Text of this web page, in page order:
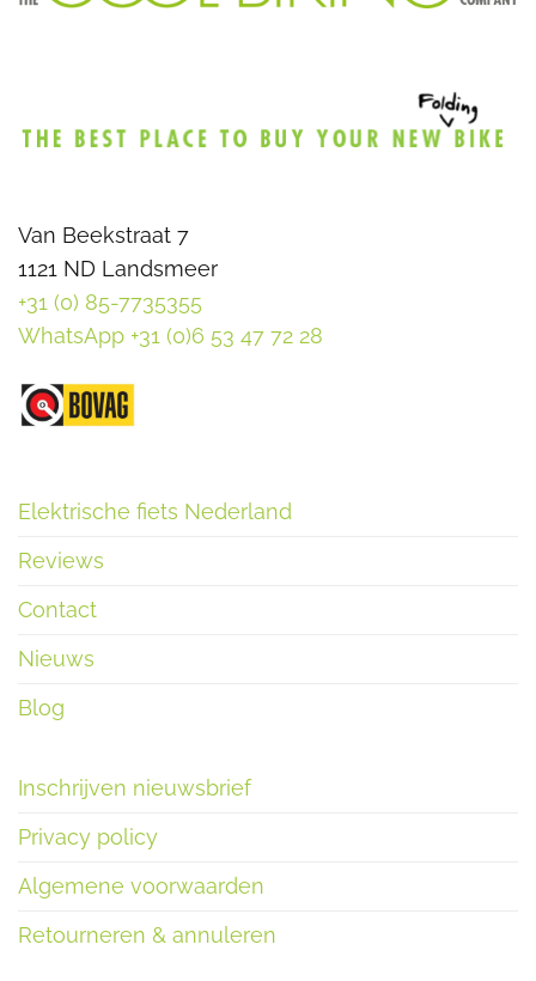
Van Beekstraat 7
1121 ND Landsmeer
+31 (0) 85-7735355
WhatsApp +31 (0)6 53 47 72 28
Elektrische fiets Nederland
Reviews
Contact
Nieuws
Blog
Inschrijven nieuwsbrief
Privacy policy
Algemene voorwaarden
Retourneren & annuleren